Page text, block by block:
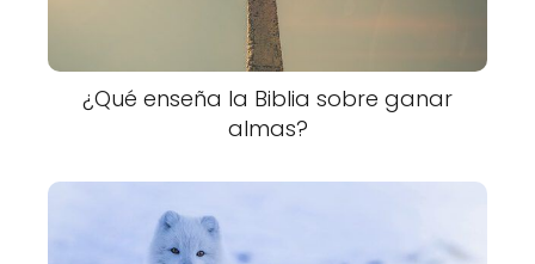
¿Qué enseña la Biblia sobre ganar
almas?